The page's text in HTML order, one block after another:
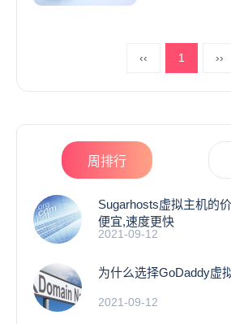
‹‹ 1 ››
周排行
Sugarhosts虚拟主机的
便宜,速度更快
2021-09-12
为什么选择GoDaddy虚
2021-09-12